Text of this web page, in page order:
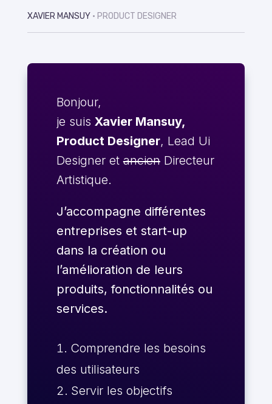
XAVIER MANSUY • PRODUCT DESIGNER
Bonjour,
je suis Xavier Mansuy,
Product Designer, Lead Ui
Designer etancienDirecteur
Artistique.
J’accompagne différentes
entreprises et start-up
dans la création ou
l’amélioration de leurs
produits, fonctionnalités ou
services.
Comprendre les besoins
des utilisateurs
Servir les objectifs